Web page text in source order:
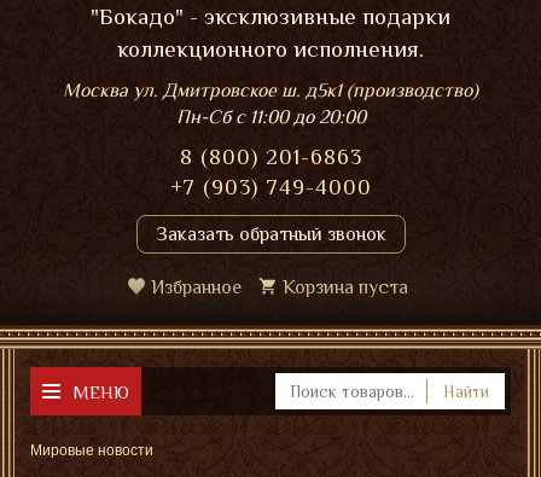
"Бокадо" - эксклюзивные подарки
коллекционного исполнения.
Москва ул. Дмитровское ш. д5к1 (производство)
Пн-Сбс 11:00 до 20:00
8 (800) 201-6863
+7 (903) 749-4000
Заказать обратный звонок
Избранное Корзина пуста
МЕНЮ Найти
Мировые новости